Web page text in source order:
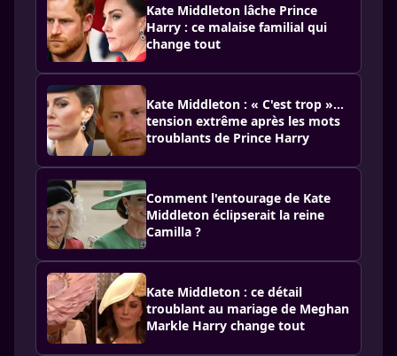
Kate Middleton lâche Prince
Harry : ce malaise familial qui
change tout
Kate Middleton : « C'est trop »…
tension extrême après les mots
troublants de Prince Harry
Comment l'entourage de Kate
Middleton éclipserait la reine
Camilla ?
Kate Middleton : ce détail
troublant au mariage de Meghan
Markle Harry change tout